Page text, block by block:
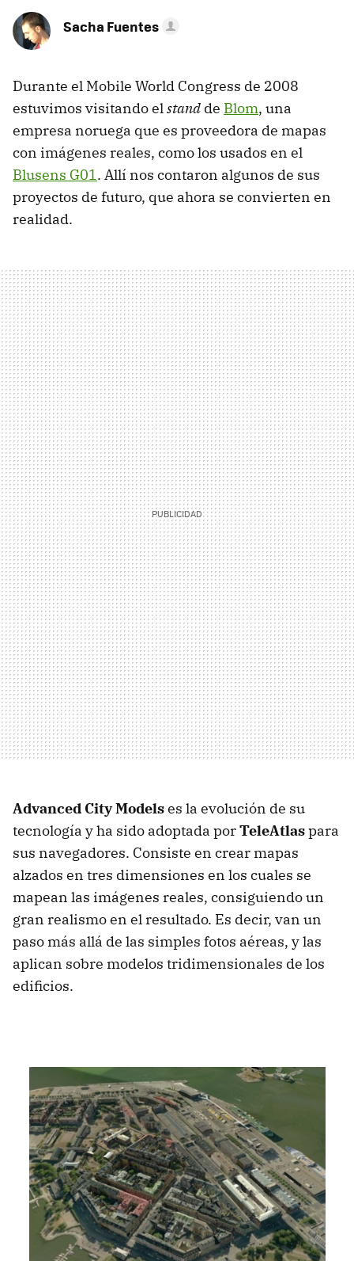
Sacha Fuentes
Durante el Mobile World Congress de 2008
estuvimos visitando el stand de Blom, una
empresa noruega que es proveedora de mapas
con imágenes reales, como los usados en el
Blusens G01 . Allí nos contaron algunos de sus
proyectos de futuro, que ahora se convierten en
realidad.
Advanced City Modelses la evolución de su
tecnología y ha sido adoptada porTeleAtlaspara
sus navegadores. Consiste en crear mapas
alzados en tres dimensiones en los cuales se
mapean las imágenes reales, consiguiendo un
gran realismo en el resultado. Es decir, van un
paso más allá de las simples fotos aéreas, y las
aplican sobre modelos tridimensionales de los
edificios.